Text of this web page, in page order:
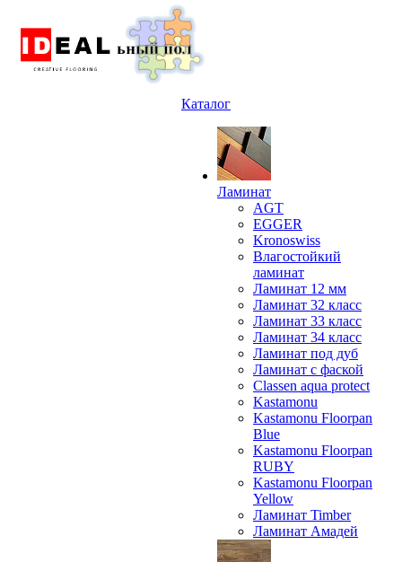
Каталог
Ламинат
AGT
EGGER
Kronoswiss
Влагостойкий
ламинат
Ламинат 12 мм
Ламинат 32 класс
Ламинат 33 класс
Ламинат 34 класс
Ламинат под дуб
Ламинат с фаской
Classen aqua protect
Kastamonu
Kastamonu Floorpan
Blue
Kastamonu Floorpan
RUBY
Kastamonu Floorpan
Yellow
Ламинат Timber
Ламинат Амадей